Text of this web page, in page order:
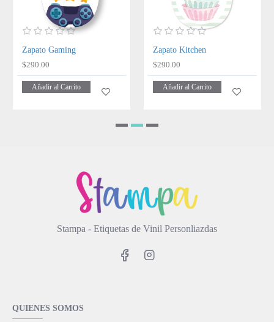
Zapato Gaming
$290.00
Añadir al Carrito
Zapato Kitchen
$290.00
Añadir al Carrito
Stampa - Etiquetas de Vinil Personliazdas
QUIENES SOMOS